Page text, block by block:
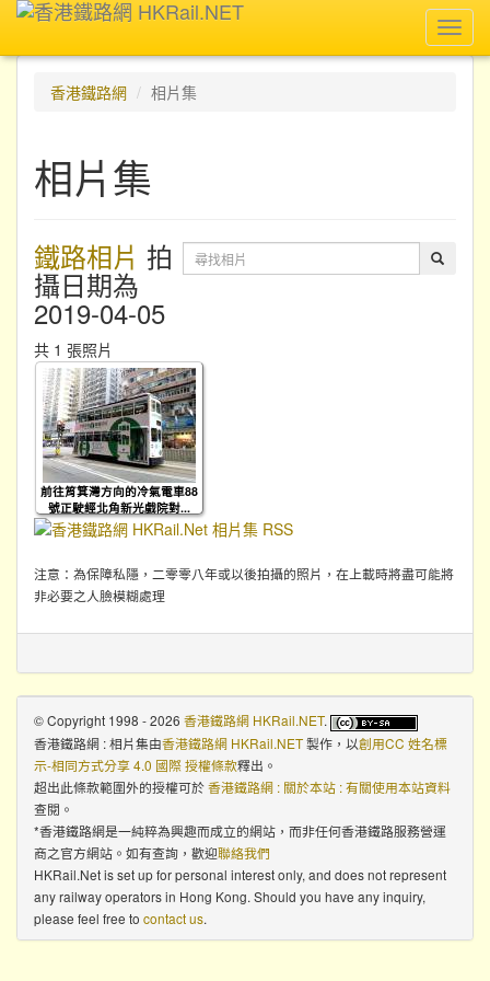
香港鐵路網
相片集
相片集
鐵路相片 拍
攝日期為
2019-04-05
共 1 張照片
前往筲箕灣方向的冷氣電車88
號正駛經北角新光戲院對...
注意：為保障私隱，二零零八年或以後拍攝的照片，在上載時將盡可能將
非必要之人臉模糊處理
© Copyright 1998 - 2026 香港鐵路網 HKRail.NET.
香港鐵路網 : 相片集由香港鐵路網 HKRail.NET製作，以創用CC 姓名標
示-相同方式分享 4.0 國際 授權條款釋出。
超出此條款範圍外的授權可於香港鐵路網 : 關於本站 : 有關使用本站資料
查閱。
*香港鐵路網是一純粹為興趣而成立的網站，而非任何香港鐵路服務營運
商之官方網站。如有查詢，歡迎聯絡我們
HKRail.Net is set up for personal interest only, and does not represent
any railway operators in Hong Kong. Should you have any inquiry,
please feel free to contact us.